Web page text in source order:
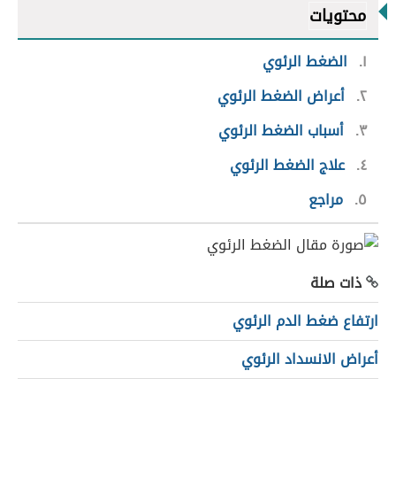
محتويات
١
الضغط الرئوي
٢ أعراض الضغط الرئوي
٣ أسباب الضغط الرئوي
٤ علاج الضغط الرئوي
٥ مراجع
ذات صلة
ارتفاع ضغط الدم الرئوي
أعراض الانسداد الرئوي